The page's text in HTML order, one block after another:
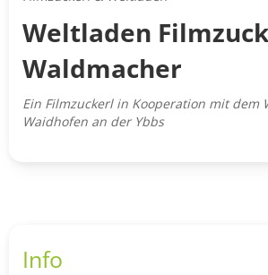
Weltladen
Waldmacher
Ein Filmzuckerl in Kooperation mit dem
Waidhofen an der Ybbs
Info